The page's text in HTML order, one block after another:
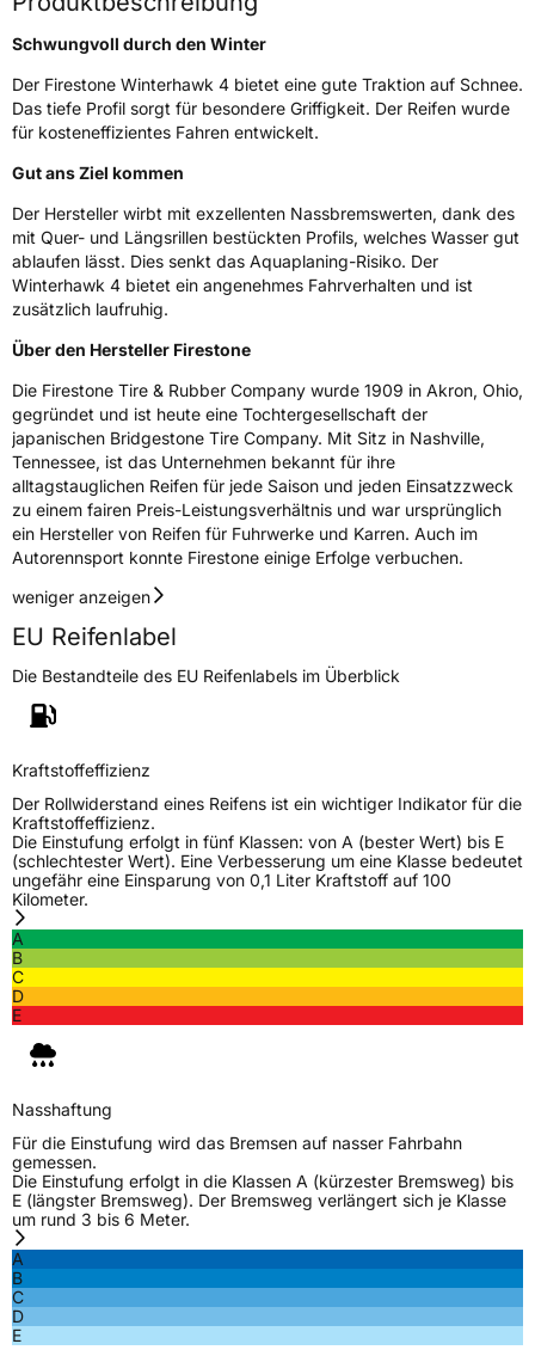
3PMSF / Schneeflockensymbol / Alpine-SymbolJa
EisgripNein
EPREL ID383097
Allgemeine Produktsicherheit (GPSR)
HerstellerkontaktBRIDGESTONE EU NV/SA, Via del Fosso del
market.surveillance@bridgestone.eu
Schwungvoll durch den Winter
Der Firestone Winterhawk 4 bietet eine gute Traktion auf Schnee.
Das tiefe Profil sorgt für besondere Griffigkeit. Der Reifen wurde
für kosteneffizientes Fahren entwickelt.
Gut ans Ziel kommen
Der Hersteller wirbt mit exzellenten Nassbremswerten, dank des
mit Quer- und Längsrillen bestückten Profils, welches Wasser gut
ablaufen lässt. Dies senkt das Aquaplaning-Risiko. Der
Winterhawk 4 bietet ein angenehmes Fahrverhalten und ist
zusätzlich laufruhig.
Über den Hersteller Firestone
Die Firestone Tire & Rubber Company wurde 1909 in Akron, Ohio,
gegründet und ist heute eine Tochtergesellschaft der
japanischen Bridgestone Tire Company. Mit Sitz in Nashville,
Tennessee, ist das Unternehmen bekannt für ihre
alltagstauglichen Reifen für jede Saison und jeden Einsatzzweck
zu einem fairen Preis-Leistungsverhältnis und war ursprünglich
ein Hersteller von Reifen für Fuhrwerke und Karren. Auch im
Autorennsport konnte Firestone einige Erfolge verbuchen.
weniger anzeigen
EU Reifenlabel
Die Bestandteile des EU Reifenlabels im Überblick
Kraftstoffeffizienz
Der Rollwiderstand eines Reifens ist ein wichtiger Indikator für die
Kraftstoffeffizienz.
Die Einstufung erfolgt in fünf Klassen: von A (bester Wert) bis E
(schlechtester Wert). Eine Verbesserung um eine Klasse bedeutet
ungefähr eine Einsparung von 0,1 Liter Kraftstoff auf 100
Kilometer.
A
B
C
D
E
Nasshaftung
Für die Einstufung wird das Bremsen auf nasser Fahrbahn
gemessen.
Die Einstufung erfolgt in die Klassen A (kürzester Bremsweg) bis
E (längster Bremsweg). Der Bremsweg verlängert sich je Klasse
um rund 3 bis 6 Meter.
A
B
C
D
E